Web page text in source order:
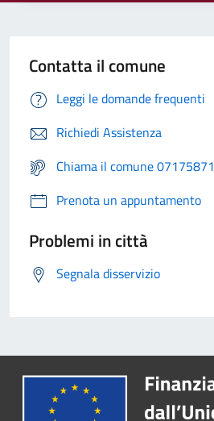
Contatta il comune
Leggi le domande frequenti
Richiedi Assistenza
Chiama il comune 07175871
Prenota un appuntamento
Problemi in città
Segnala disservizio